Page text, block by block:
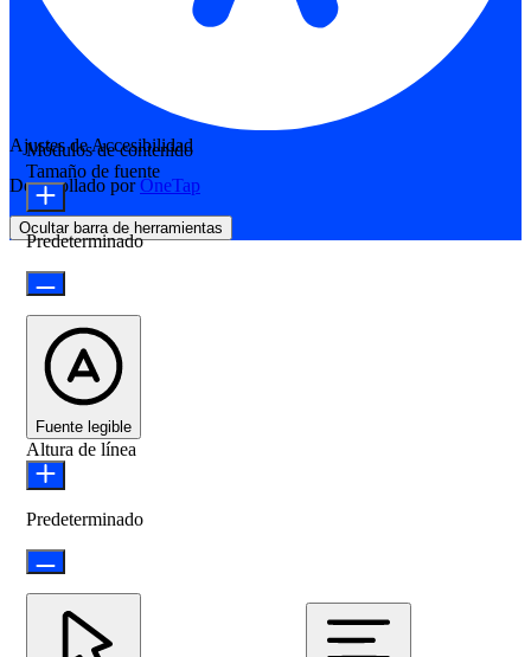
Ajustes de Accesibilidad
Desarrollado por OneTap
Ocultar barra de herramientas
Módulos de contenido
Tamaño de fuente
Predeterminado
Fuente legible
Altura de línea
Predeterminado